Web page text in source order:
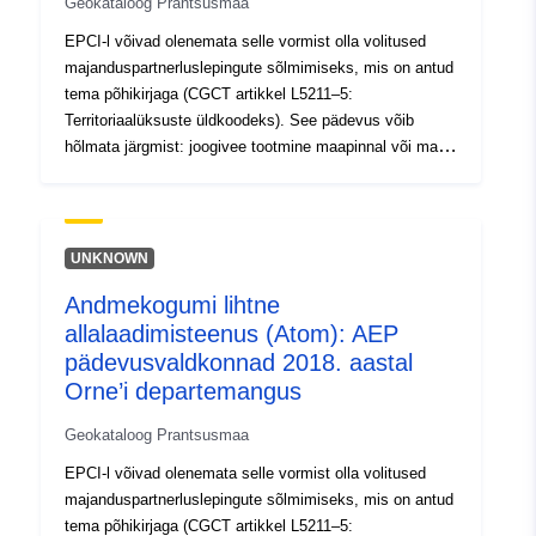
EPCI-l võivad olenemata selle vormist olla volitused
majanduspartnerluslepingute sõlmimiseks, mis on antud
tema põhikirjaga (CGCT artikkel L5211–5:
Territoriaalüksuste üldkoodeks). See pädevus võib
hõlmata järgmist: joogivee tootmine maapinnal või maa-
EPCIga liituv omavalitsus võib otsustada: (selle
pädevuse delegeerimine) teisele avalik-õiguslikule
Seega erinevad „pädevusvaldkonnad“ EPCI
halduspiiridest.See kiht koosneb nii määratletud „EPA
valdkondadest“, mis on osakonnas teataval kuupäeval
olemas. DDT61/SEB/BNPE – kehtivus: 01/01/2022
UNKNOWN
Andmekogumi lihtne
allalaadimisteenus (Atom): AEP
pädevusvaldkonnad 2018. aastal
Orne’i departemangus
Geokataloog Prantsusmaa
EPCI-l võivad olenemata selle vormist olla volitused
majanduspartnerluslepingute sõlmimiseks, mis on antud
tema põhikirjaga (CGCT artikkel L5211–5: